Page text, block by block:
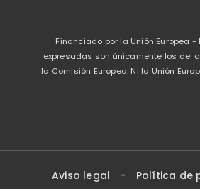
Financiado por la Unión Europea
expresadas son únicamente los del
la Comisión Europea. Ni la Unión
Aviso legal - Política de